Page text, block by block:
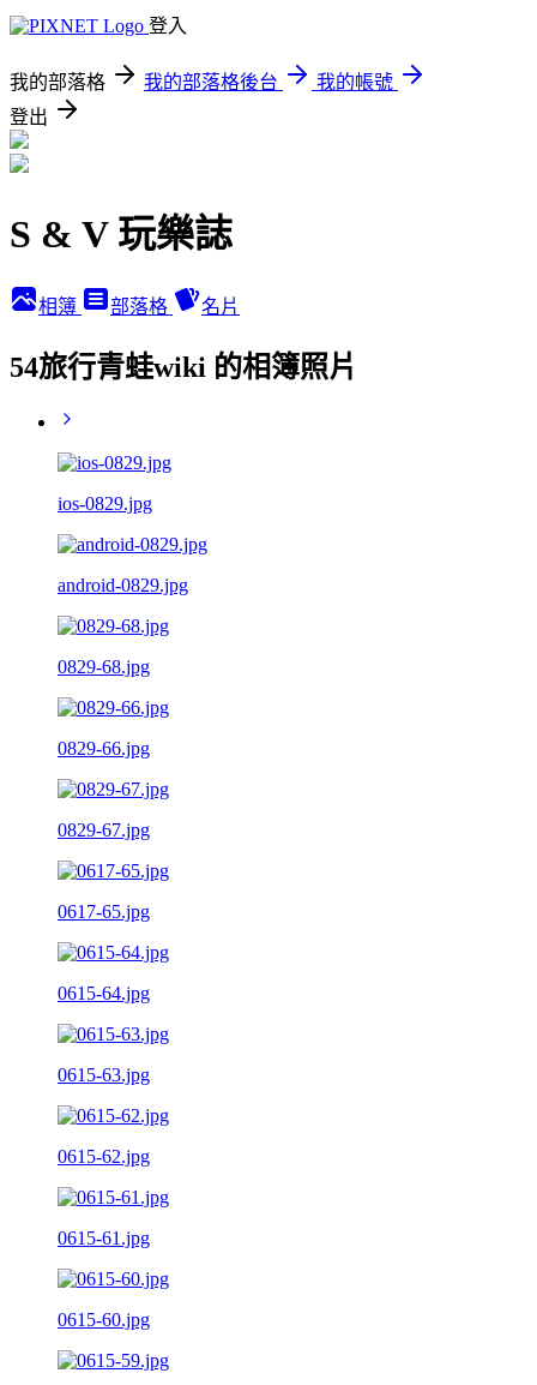
登入
我的部落格 我的部落格後台
我的帳號
登出
S & V 玩樂誌
相簿 部落格 名片
54旅行青蛙wiki 的相簿照片
ios-0829.jpg
android-0829.jpg
0829-68.jpg
0829-66.jpg
0829-67.jpg
0617-65.jpg
0615-64.jpg
0615-63.jpg
0615-62.jpg
0615-61.jpg
0615-60.jpg